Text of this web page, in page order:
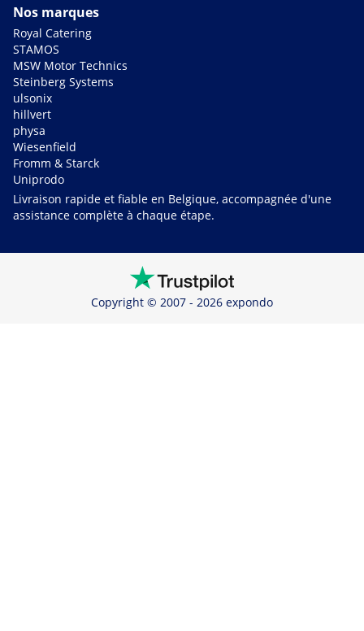
Nos marques
Royal Catering
STAMOS
MSW Motor Technics
Steinberg Systems
ulsonix
hillvert
physa
Wiesenfield
Fromm & Starck
Uniprodo
Livraison rapide et fiable en Belgique, accompagnée d'une
assistance complète à chaque étape.
Copyright © 2007 - 2026 expondo